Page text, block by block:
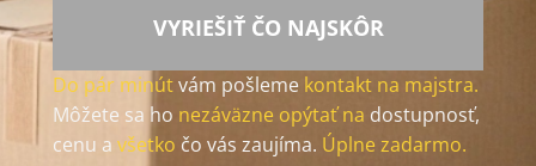
VYRIEŠIŤ ČO NAJSKÔR
Do pár minútvám pošleme kontakt na majstra.
Môžete sa ho nezáväzne opýtať na dostupnosť,
cenu a všetko čo vás zaujíma. Úplne zadarmo.